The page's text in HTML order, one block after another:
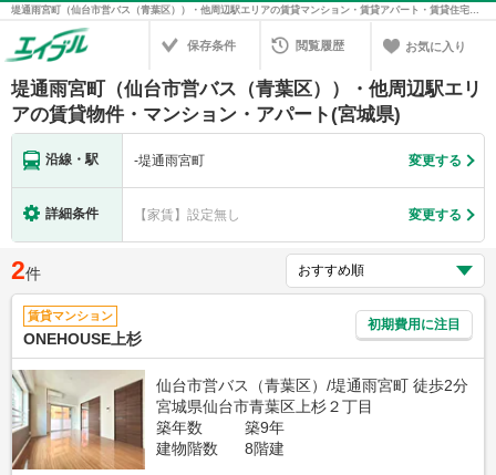
堤通雨宮町（仙台市営バス（青葉区））・他周辺駅エリアの賃貸マンション・賃貸アパート・賃貸住宅の不動産情報を検索！不動産賃貸の物件探しは、お部屋探しのエイブル
保存条件 閲覧履歴 お気に入り
堤通雨宮町（仙台市営バス（青葉区））・他周辺駅エリ
アの賃貸物件・マンション・アパート(宮城県)
沿線・駅 -堤通雨宮町 変更する
詳細条件 【家賃】設定無し 変更する
2件
賃貸マンション
ONEHOUSE上杉
初期費用に注目
仙台市営バス（青葉区）/堤通雨宮町 徒歩2分
宮城県仙台市青葉区上杉２丁目
築年数
築9年
建物階数
8階建